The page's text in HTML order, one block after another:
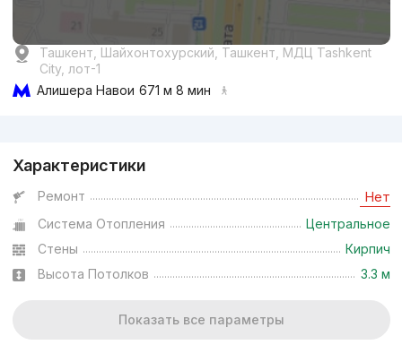
Ташкент, Шайхонтохурский, Ташкент, МДЦ Tashkent
City, лот-1
Алишера Навои 671 м 8 мин
Характеристики
Ремонт Нет
Система Отопления
Центральное
Стены
Кирпич
Высота Потолков
3.3 м
Показать все параметры